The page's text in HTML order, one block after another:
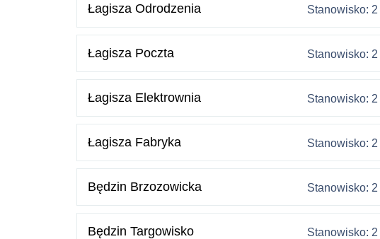
Łagisza Odrodzenia Stanowisko: 2
Łagisza Poczta Stanowisko: 2
Łagisza Elektrownia Stanowisko: 2
Łagisza Fabryka Stanowisko: 2
Będzin Brzozowicka Stanowisko: 2
Będzin Targowisko Stanowisko: 2